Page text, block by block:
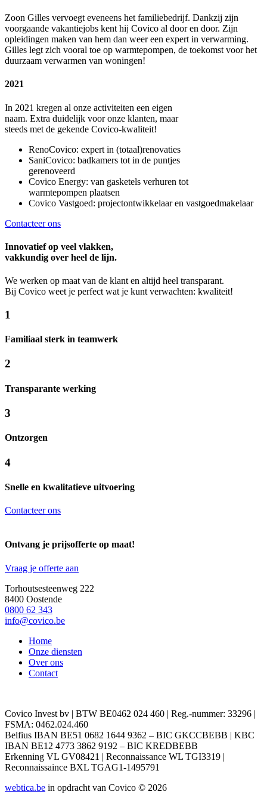
Zoon Gilles vervoegt eveneens het familiebedrijf. Dankzij zijn
voorgaande vakantiejobs kent hij Covico al door en door. Zijn
opleidingen maken van hem dan weer een expert in verwarming.
Gilles legt zich vooral toe op warmtepompen, de toekomst voor het
duurzaam verwarmen van woningen!
2021
In 2021 kregen al onze activiteiten een eigen
naam. Extra duidelijk voor onze klanten, maar
steeds met de gekende Covico-kwaliteit!
RenoCovico: expert in (totaal)renovaties
SaniCovico: badkamers tot in de puntjes
gerenoveerd
Covico Energy: van gasketels verhuren tot
warmtepompen plaatsen
Covico Vastgoed: projectontwikkelaar en vastgoedmakelaar
Contacteer ons
Innovatief op veel vlakken,
vakkundig over heel de lijn.
We werken op maat van de klant en altijd heel transparant.
Bij Covico weet je perfect wat je kunt verwachten: kwaliteit!
1
Familiaal sterk in teamwerk
2
Transparante werking
3
Ontzorgen
4
Snelle en kwalitatieve uitvoering
Contacteer ons
Ontvang je prijsofferte op maat!
Vraag je offerte aan
Torhoutsesteenweg 222
8400 Oostende
0800 62 343
info@covico.be
Home
Onze diensten
Over ons
Contact
Covico Invest bv | BTW BE0462 024 460 | Reg.-nummer: 33296 |
FSMA: 0462.024.460
Belfius IBAN BE51 0682 1644 9362 – BIC GKCCBEBB | KBC
IBAN BE12 4773 3862 9192 – BIC KREDBEBB
Erkenning VL GV08421 | Reconnaissance WL TGI3319 |
Reconnaissaince BXL TGAG1-1495791
webtica.be in opdracht van Covico © 2026